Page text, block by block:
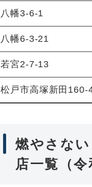
八幡3-6-1
八幡6-3-21
若宮2-7-13
松戸市高塚新田160-
燃やさな
店一覧（令